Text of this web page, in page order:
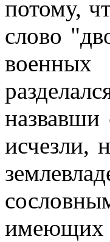
потому,
слово
назвавши
исчезли,
имеющих